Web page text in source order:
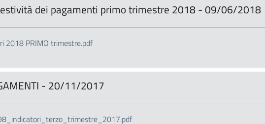
dei pagamenti primo trimestre 2018 - 09/06/2018
2018 PRIMO trimestre.pdf
- 20/11/2017